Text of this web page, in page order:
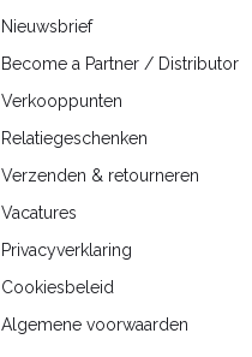
Nieuwsbrief
Become a Partner / Distributor
Verkooppunten
Relatiegeschenken
Verzenden & retourneren
Vacatures
Privacyverklaring
Cookiesbeleid
Algemene voorwaarden